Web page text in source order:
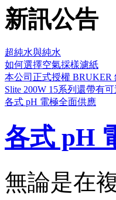
新訊公告
超純水與純水
如何選擇空氣採樣濾紙
本公司正式授權 BRUKER
Slite 200W 15系列還帶有
各式 pH 電極全面供應
各式 pH
無論是在